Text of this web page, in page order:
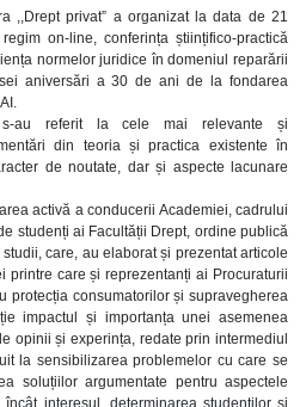
,,Drept privat” a organizat la data de 21
on-line, conferința științifico-practică
normelor juridice în domeniul reparării
aniversări a 30 de ani de la fondarea
s-au referit la cele mai relevante și
din teoria și practica existente în
de noutate, dar și aspecte lacunare
activă a conducerii Academiei, cadrului
studenți ai Facultății Drept, ordine publică
care, au elaborat și prezentat articole
printre care și reprezentanți ai Procuraturii
protecția consumatorilor și supravegherea
impactul și importanța unei asemenea
opinii și experința, redate prin intermediul
la sensibilizarea problemelor cu care se
soluțiilor argumentate pentru aspectele
interesul, determinarea studenților și